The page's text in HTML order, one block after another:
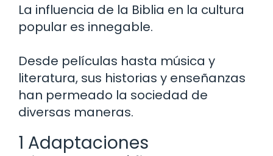
La influencia de la Biblia en la cultura
popular es innegable.
Desde películas hasta música y
literatura, sus historias y enseñanzas
han permeado la sociedad de
diversas maneras.
1 Adaptaciones